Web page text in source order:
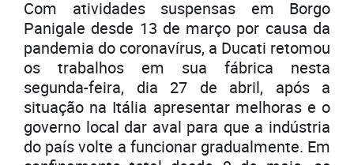
Com atividades suspensas em Borgo
Panigale desde 13 de março por causa da
pandemia do coronavírus, a Ducati retomou
os trabalhos em sua fábrica nesta
segunda-feira, dia 27 de abril, após a
situação na Itália apresentar melhoras e o
governo local dar aval para que a indústria
do país volte a funcionar gradualmente. Em